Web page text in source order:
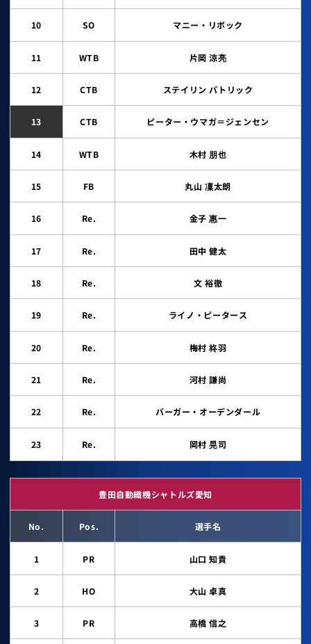
10 SO マニー・リボック
11 WTB 片岡 涼亮
12 CTB ステイリン パトリック
13 CTB ピーター・ウマガ＝ジェンセン
14 WTB 木村 朋也
15 FB 丸山 凜太朗
16 Re. 金子 惠一
17 Re. 田中 健太
18 Re. 文 裕徹
19 Re. ライノ・ピータース
20 Re. 梅村 柊羽
21 Re. 河村 謙尚
22 Re. バーガー・オーデンダール
23 Re. 岡村 晃司
豊田自動織機シャトルズ愛知
No. Pos. 選手名
1 PR 山口 知貴
2 HO 大山 卓真
3 PR 高橋 信之